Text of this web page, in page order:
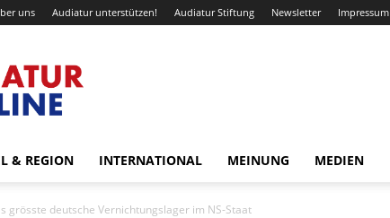
uns Audiatur unterstützen! Audiatur Stiftung Newsletter Impressum
& REGION INTERNATIONAL MEINUNG MEDIEN
grösste deutsche Vernichtungslager im NS-Staat